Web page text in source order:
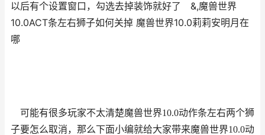
以后有个设置窗口，勾选去掉装饰就好了 &,魔兽世界
10.0ACT条左右狮子如何关掉 魔兽世界10.0莉莉安明月在
哪
可能有很多玩家不太清楚魔兽世界10.0动作条左右两个狮
子要怎么取消，那么下面小编就给大家带来魔兽世界10.0动